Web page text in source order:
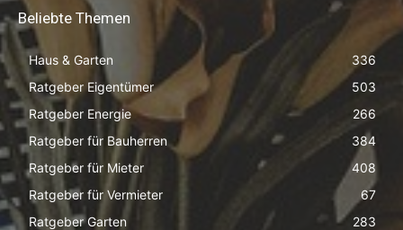
Beliebte Themen
Haus & Garten
336
Ratgeber Eigentümer
503
Ratgeber Energie
266
Ratgeber für Bauherren
384
Ratgeber für Mieter
408
Ratgeber für Vermieter
67
Ratgeber Garten
283